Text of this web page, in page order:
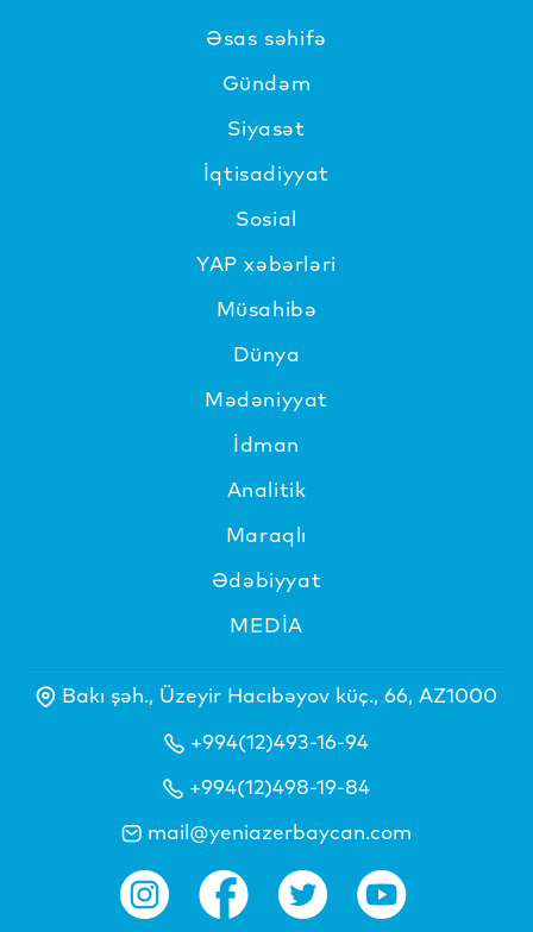
Əsas səhifə
Gündəm
Siyasət
İqtisadiyyat
Sosial
YAP xəbərləri
Müsahibə
Dünya
Mədəniyyat
İdman
Analitik
Maraqlı
Ədəbiyyat
MEDİA
Bakı şəh., Üzeyir Hacıbəyov küç., 66, AZ1000
+994(12)493-16-94
+994(12)498-19-84
mail@yeniazerbaycan.com